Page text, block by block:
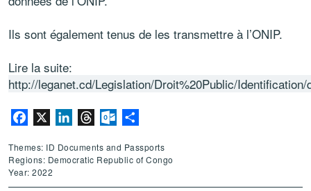
Ils sont également tenus de les transmettre à l’ONIP.
Lire la suite:
http://leganet.cd/Legislation/Droit%20Public/
Facebook LinkedInThreadsOutlook.com
Themes: ID Documents and Passports
Regions: Democratic Republic of Congo
Year: 2022